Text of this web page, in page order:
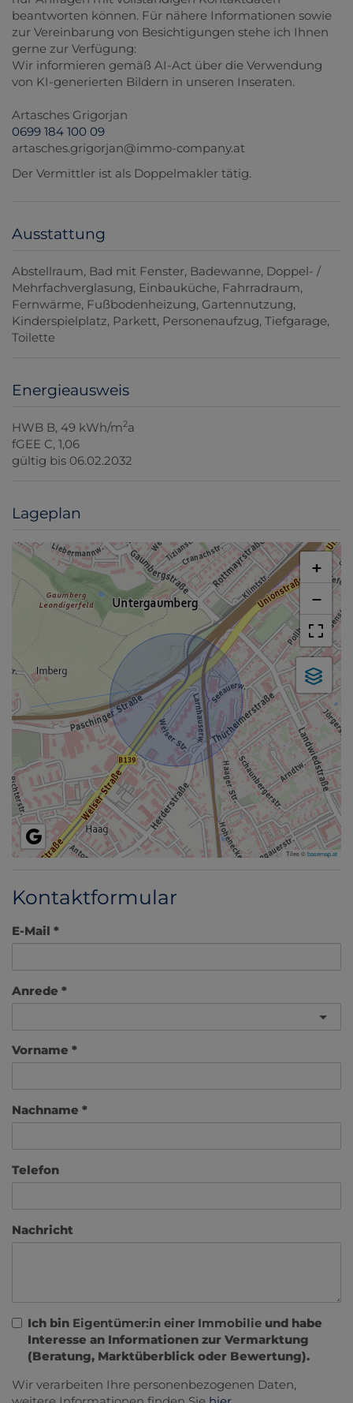
beantworten können. Für nähere Informationen sowie
zur Vereinbarung von Besichtigungen stehe ich Ihnen
gerne zur Verfügung:
Wir informieren gemäß AI-Act über die Verwendung
von KI-generierten Bildern in unseren Inseraten.
Artasches Grigorjan
0699 184 100 09
artasches.grigorjan@immo-company.at
Der Vermittler ist als Doppelmakler tätig.
Ausstattung
Abstellraum Bad mit Fenster Badewanne Doppel- /
Mehrfachverglasung Einbauküche Fahrradraum
Fernwärme Fußbodenheizung Gartennutzung
Kinderspielplatz Parkett Personenaufzug Tiefgarage
Toilette
Energieausweis
HWB B, 49 kWh/m2a
fGEE C, 1,06
gültig bis 06.02.2032
Lageplan
+
−
Tiles ©basemap.at
Kontaktformular
E-Mail
Anrede
Vorname
Nachname
Telefon
Nachricht
Ich bin Eigentümer:in einer Immobilie und habe
Interesse an Informationen zur Vermarktung
(Beratung, Marktüberblick oder Bewertung).
Wir verarbeiten Ihre personenbezogenen Daten,